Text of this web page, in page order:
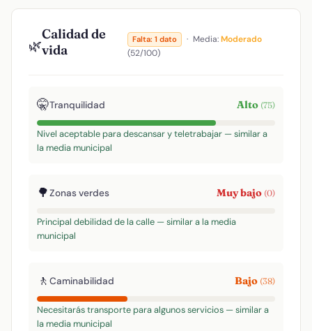
🌿
Calidad de
vida
Falta: 1 dato · Media:Moderado
(52/100)
🤫Tranquilidad Alto (75)
Nivel aceptable para descansar y teletrabajar — similar a
la media municipal
🌳Zonas verdes Muy bajo (0)
Principal debilidad de la calle — similar a la media
municipal
🚶 Caminabilidad Bajo (38)
Necesitarás transporte para algunos servicios — similar a
la media municipal